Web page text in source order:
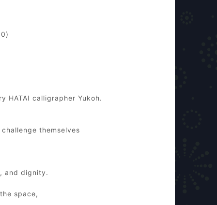
HATAI calligrapher Yukoh.
themselves
and dignity.
space,